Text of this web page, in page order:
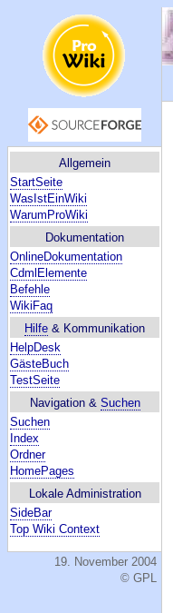
Allgemein
StartSeite
WasIstEinWiki
WarumProWiki
Dokumentation
OnlineDokumentation
CdmlElemente
Befehle
WikiFaq
Hilfe & Kommunikation
HelpDesk
GästeBuch
TestSeite
Navigation & Suchen
Suchen
Index
Ordner
HomePages
Lokale Administration
SideBar
Top Wiki Context
19. November 2004
© GPL